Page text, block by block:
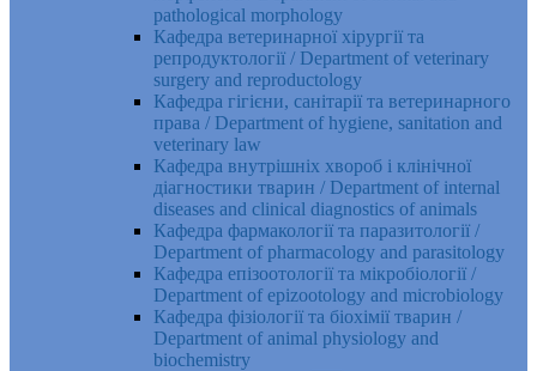
pathological morphology
Кафедра ветеринарної хірургії та
репродуктології / Department of veterinary
surgery and reproductology
Кафедра гігієни, санітарії та ветеринарного
права / Department of hygiene, sanitation and
veterinary law
Кафедра внутрішніх хвороб і клінічної
діагностики тварин / Department of internal
diseases and clinical diagnostics of animals
Кафедра фармакології та паразитології /
Department of pharmacology and parasitology
Кафедра епізоотології та мікробіології /
Department of epizootology and microbiology
Кафедра фізіології та біохімії тварин /
Department of animal physiology and
biochemistry